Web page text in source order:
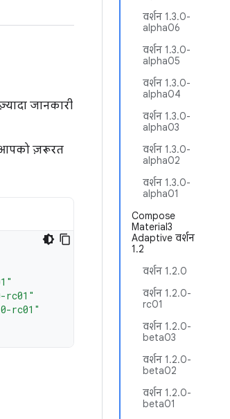
वर्शन 1.3.0-
alpha06
वर्शन 1.3.0-
alpha05
वर्शन 1.3.0-
alpha04
वर्शन 1.3.0-
alpha03
वर्शन 1.3.0-
alpha02
वर्शन 1.3.0-
alpha01
Compose
Material3
Adaptive वर्शन
1.2
वर्शन 1.2.0
वर्शन 1.2.0-
rc01
वर्शन 1.2.0-
beta03
वर्शन 1.2.0-
beta02
वर्शन 1.2.0-
beta01
जानकारी
आपको ज़रूरत
rc01"
rc01"